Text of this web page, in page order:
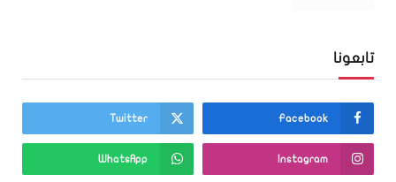
تابعونا
Facebook
Twitter
Instagram
WhatsApp